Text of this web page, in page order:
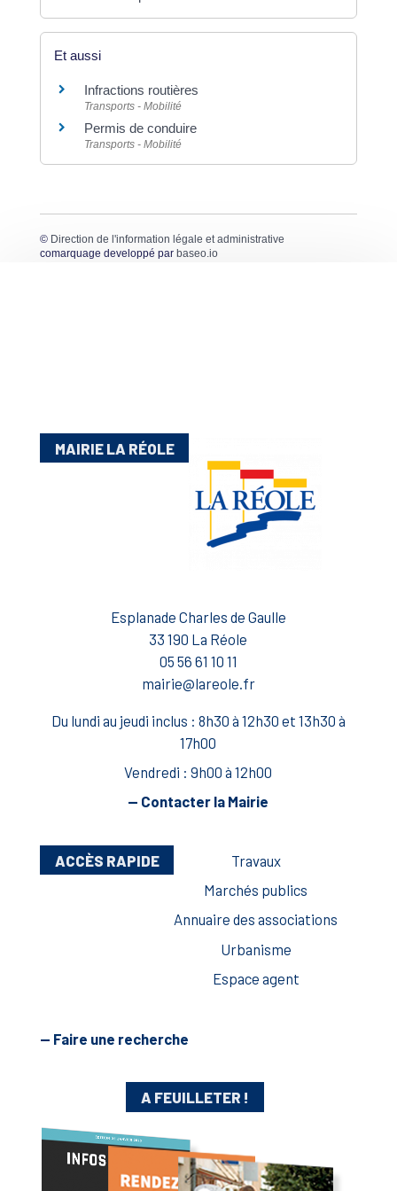
Et aussi
Infractions routières
Transports - Mobilité
Permis de conduire
Transports - Mobilité
© Direction de l'information légale et administrative
comarquage developpé par baseo.io
MAIRIE LA RÉOLE
Esplanade Charles de Gaulle
33 190 La Réole
05 56 61 10 11
mairie@lareole.fr
Du lundi au jeudi inclus : 8h30 à 12h30 et 13h30 à
17h00
Vendredi : 9h00 à 12h00
— Contacter la Mairie
ACCÈS RAPIDE
Travaux
Marchés publics
Annuaire des associations
Urbanisme
Espace agent
— Faire une recherche
A FEUILLETER !